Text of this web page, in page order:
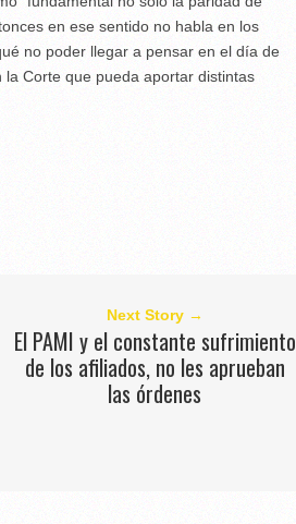
en ese sentido no habla en los
no poder llegar a pensar en el día de
Corte que pueda aportar distintas
Next Story →
El PAMI y el constante sufrimiento
de los afiliados, no les aprueban
las órdenes